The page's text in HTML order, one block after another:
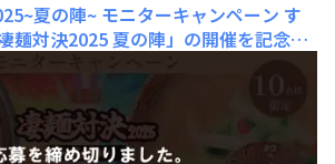
夏の陣~ モニターキャンペーン す
麺対決2025 夏の陣」の開催を記念し
ペーンを実施します！＜凄麺対決202
の辛味噌󠄀ねぎラーメン」の発売を記
定番「凄麺 ねぎみその逸品」と対決
夏の陣」を実施します。特設サイト